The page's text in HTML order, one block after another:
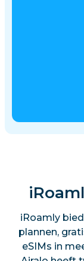
iRoamly
plannen,
eSIMs in